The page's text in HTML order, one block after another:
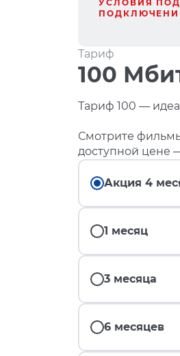
УСЛОВИЯ
Тариф
100
Тариф 100 —
Смотрите
доступной цене
Акция 4
1 месяц
3 месяца
6 месяцев